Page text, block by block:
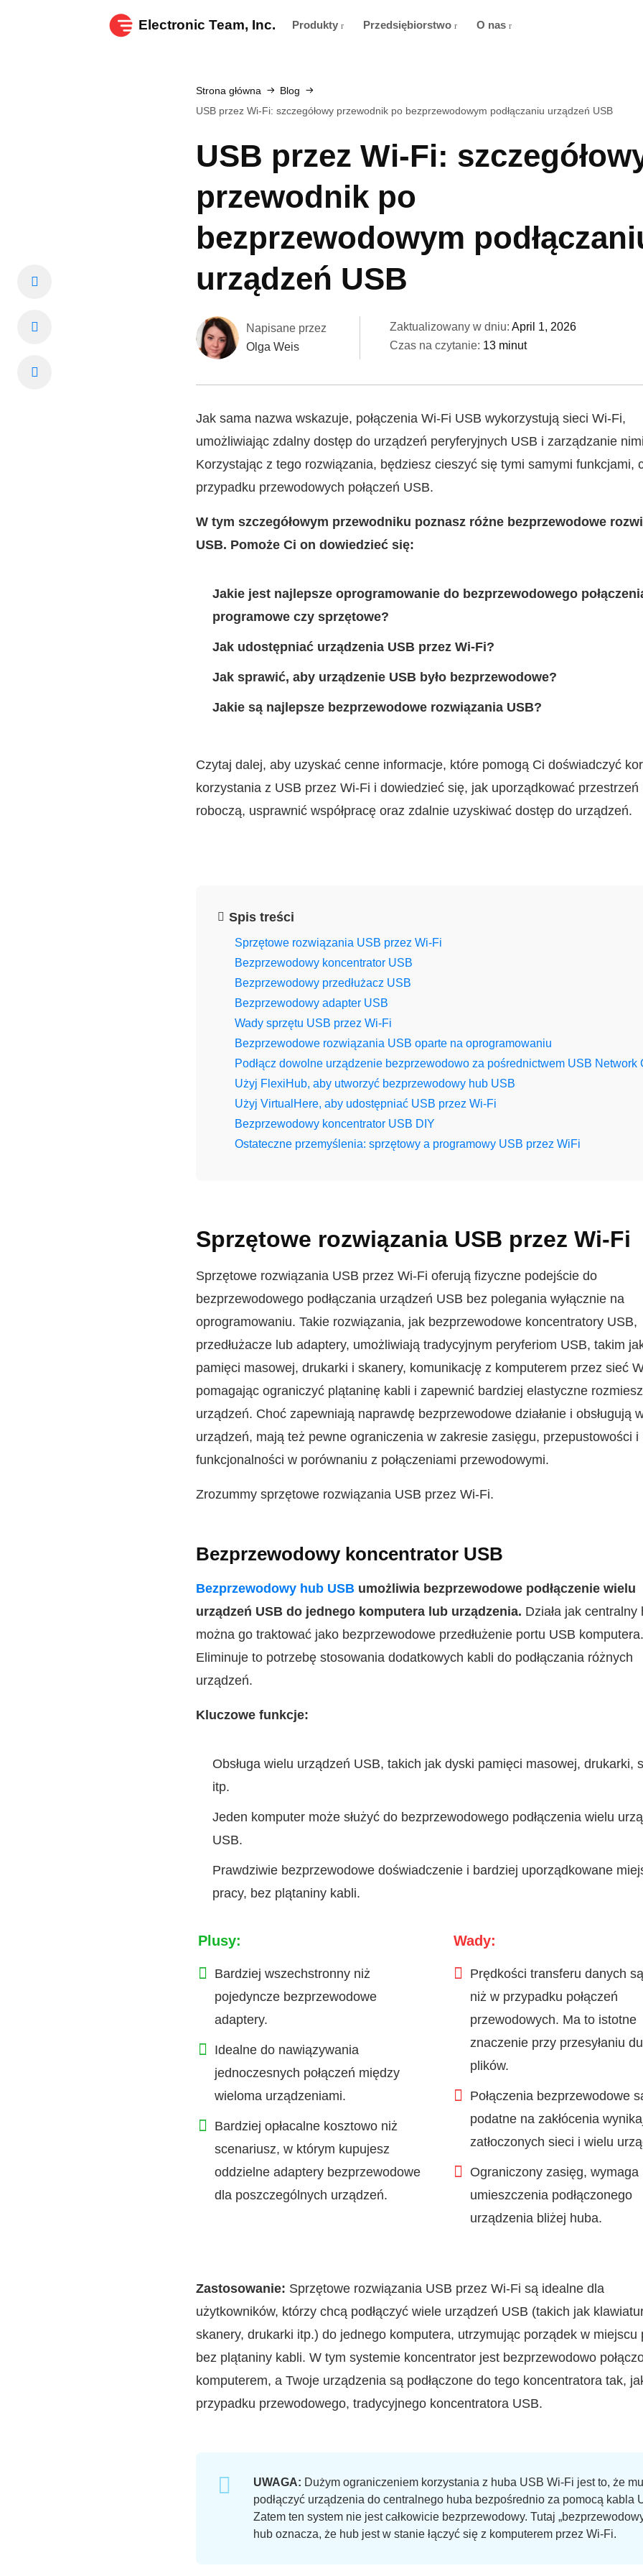
Electronic Team, Inc. Produkty Przedsiębiorstwo O nas
Strona główna
Blog
USB przez Wi‑Fi: szczegółowy przewodnik po bezprzewodowym podłączaniu urządzeń USB
USB przez Wi‑Fi:
przewodnik po
bezprzewodowym
urządzeń USB
Napisane przez
Olga Weis
Zaktualizowany w dniu: April 1, 2026
Czas na czytanie: 13 minut
Jak sama nazwa wskazuje, połączenia Wi‑Fi USB wykorzystują sieci Wi‑Fi,
umożliwiając zdalny dostęp do urządzeń peryferyjnych USB i zarządzanie
Korzystając z tego rozwiązania, będziesz cieszyć się tymi samymi funkcjami,
przypadku przewodowych połączeń USB.
W tym szczegółowym przewodniku poznasz różne bezprzewodowe
USB. Pomoże Ci on dowiedzieć się:
Jakie jest najlepsze oprogramowanie do bezprzewodowego
programowe czy sprzętowe?
Jak udostępniać urządzenia USB przez Wi‑Fi?
Jak sprawić, aby urządzenie USB było bezprzewodowe?
Jakie są najlepsze bezprzewodowe rozwiązania USB?
Czytaj dalej, aby uzyskać cenne informacje, które pomogą Ci doświadczyć
korzystania z USB przez Wi‑Fi i dowiedzieć się, jak uporządkować przestrzeń
roboczą, usprawnić współpracę oraz zdalnie uzyskiwać dostęp do urządzeń.
Spis treści
Sprzętowe rozwiązania USB przez Wi‑Fi
Bezprzewodowy koncentrator USB
Bezprzewodowy przedłużacz USB
Bezprzewodowy adapter USB
Wady sprzętu USB przez Wi‑Fi
Bezprzewodowe rozwiązania USB oparte na oprogramowaniu
Podłącz dowolne urządzenie bezprzewodowo za pośrednictwem USB Network
Użyj FlexiHub, aby utworzyć bezprzewodowy hub USB
Użyj VirtualHere, aby udostępniać USB przez Wi‑Fi
Bezprzewodowy koncentrator USB DIY
Ostateczne przemyślenia: sprzętowy a programowy USB przez WiFi
Sprzętowe rozwiązania USB przez Wi‑Fi
Sprzętowe rozwiązania USB przez Wi‑Fi oferują fizyczne podejście do
bezprzewodowego podłączania urządzeń USB bez polegania wyłącznie na
oprogramowaniu. Takie rozwiązania, jak bezprzewodowe koncentratory USB,
przedłużacze lub adaptery, umożliwiają tradycyjnym peryferiom USB, takim
pamięci masowej, drukarki i skanery, komunikację z komputerem przez sieć
pomagając ograniczyć plątaninę kabli i zapewnić bardziej elastyczne
urządzeń. Choć zapewniają naprawdę bezprzewodowe działanie i obsługują
urządzeń, mają też pewne ograniczenia w zakresie zasięgu, przepustowości i
funkcjonalności w porównaniu z połączeniami przewodowymi.
Zrozummy sprzętowe rozwiązania USB przez Wi‑Fi.
Bezprzewodowy koncentrator USB
Bezprzewodowy hub USB umożliwia bezprzewodowe podłączenie wielu
urządzeń USB do jednego komputera lub urządzenia. Działa jak centralny
można go traktować jako bezprzewodowe przedłużenie portu USB komputera.
Eliminuje to potrzebę stosowania dodatkowych kabli do podłączania różnych
urządzeń.
Kluczowe funkcje:
Obsługa wielu urządzeń USB, takich jak dyski pamięci masowej, drukarki,
itp.
Jeden komputer może służyć do bezprzewodowego podłączenia wielu
USB.
Prawdziwie bezprzewodowe doświadczenie i bardziej uporządkowane
pracy, bez plątaniny kabli.
Plusy:
Bardziej wszechstronny niż
pojedyncze bezprzewodowe
adaptery.
Idealne do nawiązywania
jednoczesnych połączeń między
wieloma urządzeniami.
Bardziej opłacalne kosztowo niż
scenariusz, w którym kupujesz
oddzielne adaptery bezprzewodowe
dla poszczególnych urządzeń.
Wady:
Prędkości transferu danych
niż w przypadku połączeń
przewodowych. Ma to istotne
znaczenie przy przesyłaniu
plików.
Połączenia bezprzewodowe
podatne na zakłócenia
zatłoczonych sieci i wielu
Ograniczony zasięg, wymaga
umieszczenia podłączonego
urządzenia bliżej huba.
Zastosowanie: Sprzętowe rozwiązania USB przez Wi‑Fi są idealne dla
użytkowników, którzy chcą podłączyć wiele urządzeń USB (takich jak
skanery, drukarki itp.) do jednego komputera, utrzymując porządek w miejscu
bez plątaniny kabli. W tym systemie koncentrator jest bezprzewodowo
komputerem, a Twoje urządzenia są podłączone do tego koncentratora tak,
przypadku przewodowego, tradycyjnego koncentratora USB.
UWAGA: Dużym ograniczeniem korzystania z huba USB Wi‑Fi jest to, że
podłączyć urządzenia do centralnego huba bezpośrednio za pomocą kabla
Zatem ten system nie jest całkowicie bezprzewodowy. Tutaj
hub oznacza, że hub jest w stanie łączyć się z komputerem przez Wi‑Fi.